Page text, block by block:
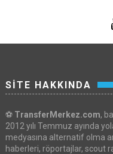
SİTE HAKKINDA
⚽ TransferMerkez.com,
2012 yılı Temmuz ayında
medyasına alternatif olma
haberleri, röportajlar, scout